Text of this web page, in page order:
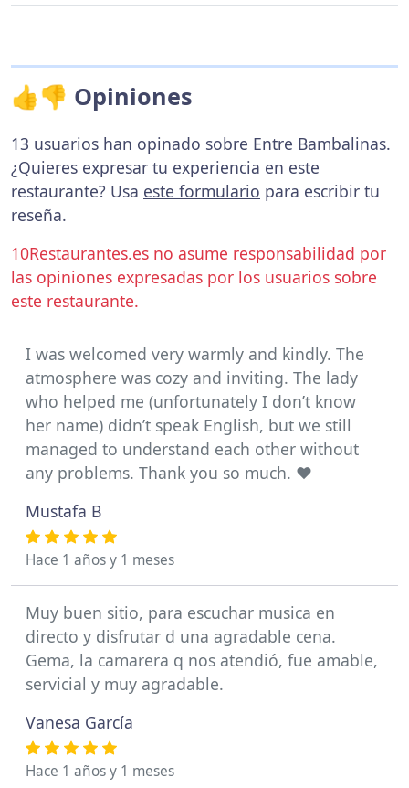
👍👎 Opiniones
13 usuarios han opinado sobre Entre Bambalinas.
¿Quieres expresar tu experiencia en este
restaurante? Usa este formulario para escribir tu
reseña.
10Restaurantes.es no asume responsabilidad por
las opiniones expresadas por los usuarios sobre
este restaurante.
I was welcomed very warmly and kindly. The
atmosphere was cozy and inviting. The lady
who helped me (unfortunately I don’t know
her name) didn’t speak English, but we still
managed to understand each other without
any problems. Thank you so much. ❤️
Mustafa B
Hace 1 años y 1 meses
Muy buen sitio, para escuchar musica en
directo y disfrutar d una agradable cena.
Gema, la camarera q nos atendió, fue amable,
servicial y muy agradable.
Vanesa García
Hace 1 años y 1 meses